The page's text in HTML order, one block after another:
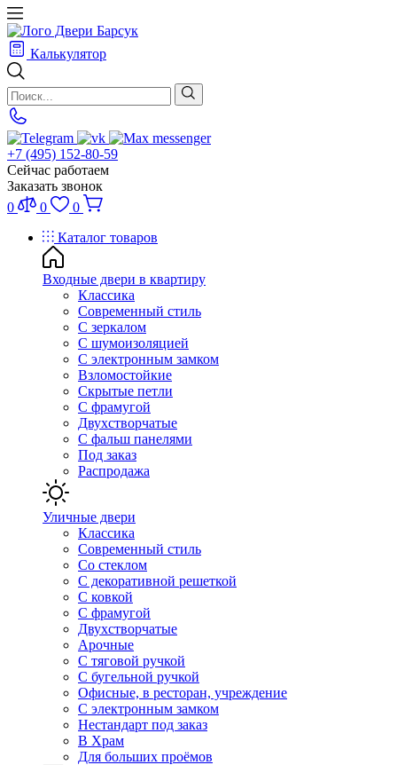
Калькулятор
+7 (495) 152-80-59
Сейчас работаем
Заказать звонок
0
0
0
Каталог товаров
Входные двери в квартиру
Классика
Современный стиль
С зеркалом
С шумоизоляцией
С электронным замком
Взломостойкие
Скрытые петли
С фрамугой
Двухстворчатые
С фальш панелями
Под заказ
Распродажа
Уличные двери
Классика
Современный стиль
Со стеклом
С декоративной решеткой
С ковкой
С фрамугой
Двухстворчатые
Арочные
С тяговой ручкой
С бугельной ручкой
Офисные, в ресторан, учреждение
С электронным замком
Нестандарт под заказ
В Храм
Для больших проёмов